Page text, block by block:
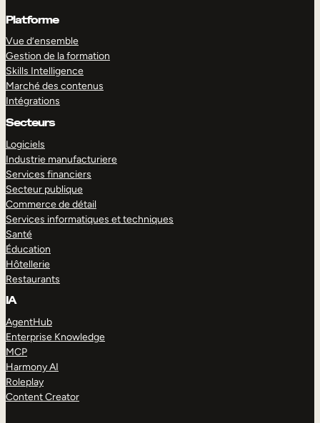
Platforme
Vue d’ensemble
Gestion de la formation
Skills Intelligence
Marché des contenus
Intégrations
Secteurs
Logiciels
Industrie manufacturiere
Services financiers
Secteur publique
Commerce de détail
Services informatiques et techniques
Santé
Éducation
Hôtellerie
Restaurants
IA
AgentHub
Enterprise Knowledge
MCP
Harmony AI
Roleplay
Content Creator